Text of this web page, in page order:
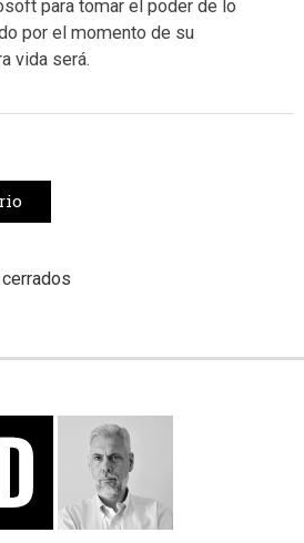
para tomar el poder de lo
por el momento de su
vida será.